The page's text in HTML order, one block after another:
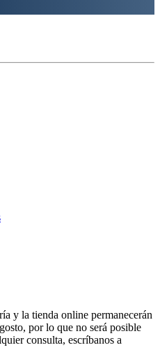
y la tienda online permanecerán
por lo que no será posible
consulta, escríbanos a